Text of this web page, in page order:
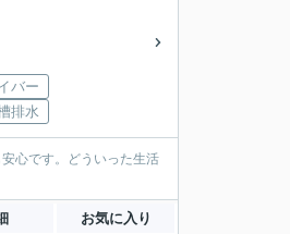
バー
排水
心です。どういった生活
お気に入り